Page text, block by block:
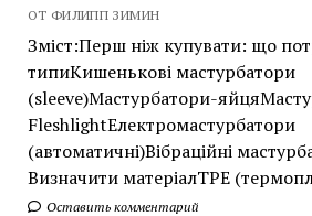
ОТ ФИЛИПП ЗИМИН
Зміст:Перш ніж купувати: що
типиКишенькові мастурбатори
(sleeve)Мастурбатори-
FleshlightЕлектромастурбатори
(автоматичні)Вібраційні
Визначити матеріалTPE
Оставить комментарий